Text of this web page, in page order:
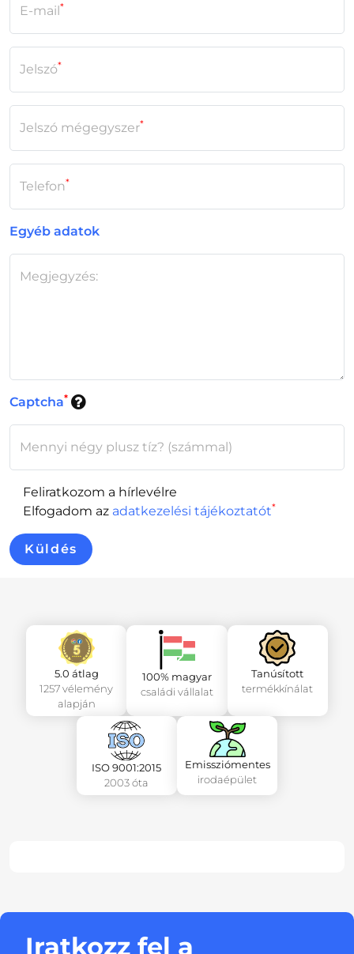
E-mail*
Jelszó*
Jelszó mégegyszer*
Telefon*
Egyéb adatok
Megjegyzés:
Captcha*
Mennyi négy plusz tíz? (számmal)
Feliratkozom a hírlevélre
Elfogadom az adatkezelési tájékoztatót*
Küldés
5.0 átlag
1257 vélemény
alapján
100% magyar
családi vállalat
Tanúsított
termékkínálat
ISO 9001:2015
2003 óta
Emissziómentes
irodaépület
Iratkozz fel a